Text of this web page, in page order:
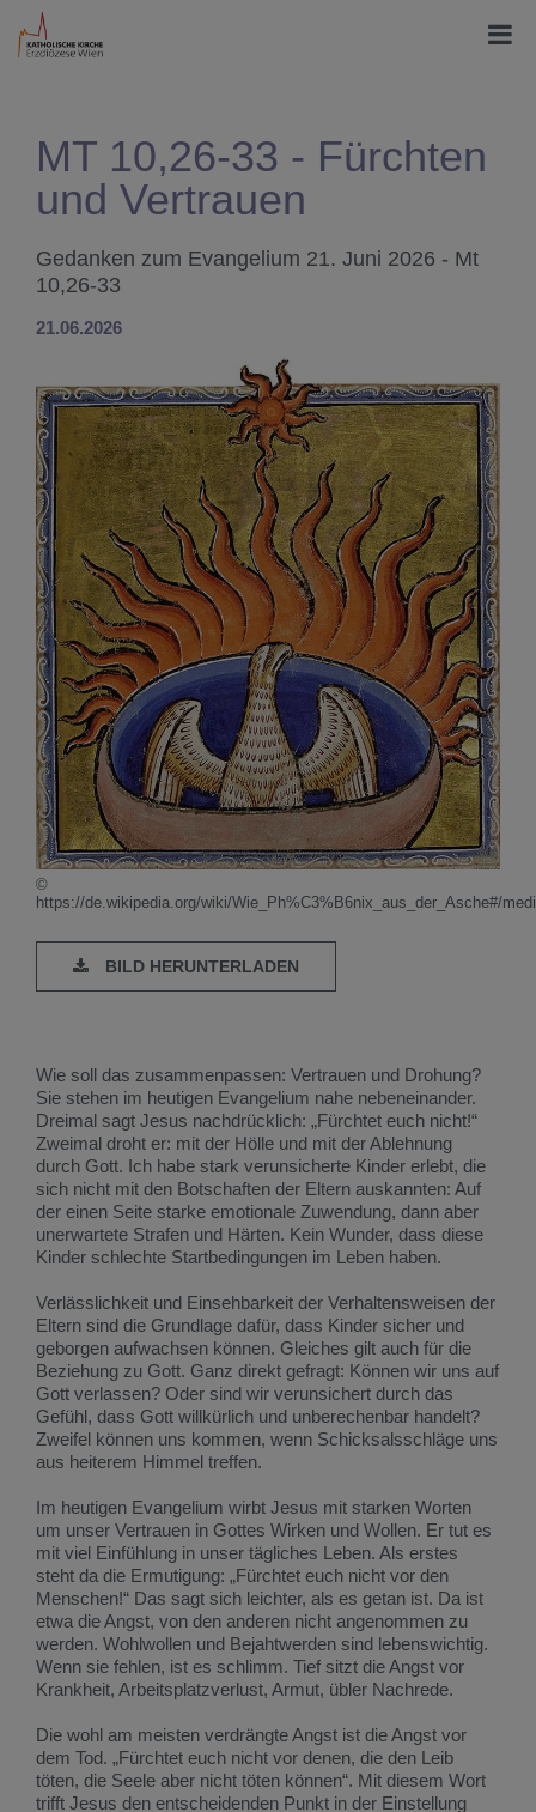
MT 10,26-33 - Fürchten
und Vertrauen
Gedanken zum Evangelium 21. Juni 2026 - Mt
10,26-33
21.06.2026
©
https://de.wikipedia.org/wiki/Wie_Ph%C3%B6nix_aus_der_Asche#/
BILD HERUNTERLADEN
Wie soll das zusammenpassen: Vertrauen und Drohung?
Sie stehen im heutigen Evangelium nahe nebeneinander.
Dreimal sagt Jesus nachdrücklich: „Fürchtet euch nicht!“
Zweimal droht er: mit der Hölle und mit der Ablehnung
durch Gott. Ich habe stark verunsicherte Kinder erlebt, die
sich nicht mit den Botschaften der Eltern auskannten: Auf
der einen Seite starke emotionale Zuwendung, dann aber
unerwartete Strafen und Härten. Kein Wunder, dass diese
Kinder schlechte Startbedingungen im Leben haben.
Verlässlichkeit und Einsehbarkeit der Verhaltensweisen der
Eltern sind die Grundlage dafür, dass Kinder sicher und
geborgen aufwachsen können. Gleiches gilt auch für die
Beziehung zu Gott. Ganz direkt gefragt: Können wir uns auf
Gott verlassen? Oder sind wir verunsichert durch das
Gefühl, dass Gott willkürlich und unberechenbar handelt?
Zweifel können uns kommen, wenn Schicksalsschläge uns
aus heiterem Himmel treffen.
Im heutigen Evangelium wirbt Jesus mit starken Worten
um unser Vertrauen in Gottes Wirken und Wollen. Er tut es
mit viel Einfühlung in unser tägliches Leben. Als erstes
steht da die Ermutigung: „Fürchtet euch nicht vor den
Menschen!“ Das sagt sich leichter, als es getan ist. Da ist
etwa die Angst, von den anderen nicht angenommen zu
werden. Wohlwollen und Bejahtwerden sind lebenswichtig.
Wenn sie fehlen, ist es schlimm. Tief sitzt die Angst vor
Krankheit, Arbeitsplatzverlust, Armut, übler Nachrede.
Die wohl am meisten verdrängte Angst ist die Angst vor
dem Tod. „Fürchtet euch nicht vor denen, die den Leib
töten, die Seele aber nicht töten können“. Mit diesem Wort
trifft Jesus den entscheidenden Punkt in der Einstellung